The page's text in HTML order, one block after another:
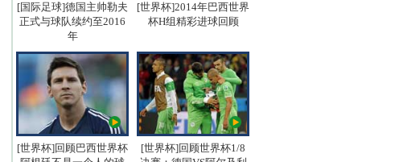
[国际足球]德国主帅勒夫
正式与球队续约至2016
年
[世界杯]2014年巴西世界
杯H组精彩进球回顾
[世界杯]回顾巴西世界杯
[世界杯]回顾世界杯1/8